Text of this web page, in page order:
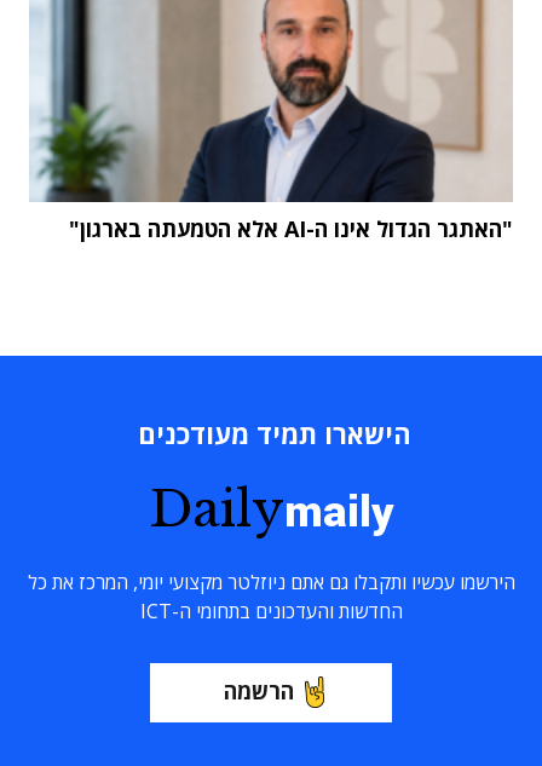
"האתגר הגדול אינו ה-AI אלא הטמעתה בארגון"
הישארו תמיד מעודכנים
Dailymaily
הירשמו עכשיו ותקבלו גם אתם ניוזלטר מקצועי יומי, המרכז את כל
החדשות והעדכונים בתחומי ה-ICT
הרשמה